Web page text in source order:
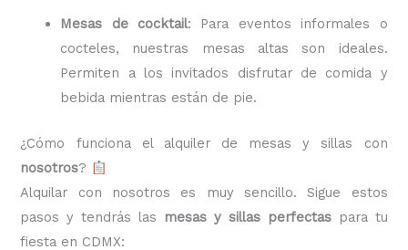
Mesas de cocktail: Para eventos informales o
cocteles, nuestras mesas altas son ideales.
Permiten a los invitados disfrutar de comida y
bebida mientras están de pie.
¿Cómo funciona el alquiler de mesas y sillas con
nosotros?
Alquilar con nosotros es muy sencillo. Sigue estos
pasos y tendrás las
mesas y sillas perfectaspara tu
fiesta en CDMX: